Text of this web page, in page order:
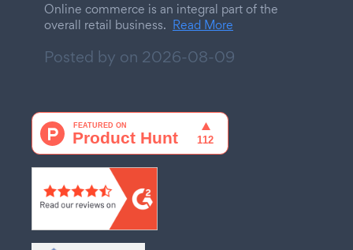
Online commerce is an integral part of the
overall retail business. Read More
Posted by on 2026-08-09